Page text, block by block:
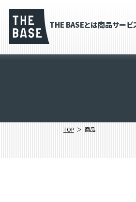
THE BASEとは商品サービ
TOP 商品